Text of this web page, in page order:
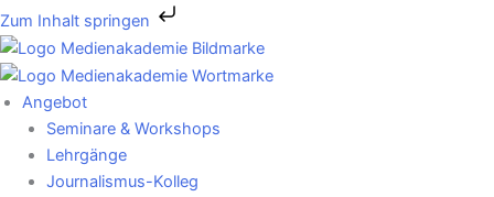
Zum Inhalt springen
Zum
Inhalt
springen
Angebot
Seminare & Workshops
Lehrgänge
Journalismus-Kolleg